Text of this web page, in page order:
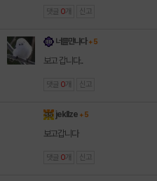
댓글 0 개 신고
너를만나다 + 5
보고 갑니다..
댓글 0 개 신고
jekllze + 5
보고갑니다
댓글 0 개 신고